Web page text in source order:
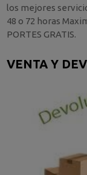
los mejores
48 o 72 horas
PORTES GRATIS.
VENTA Y